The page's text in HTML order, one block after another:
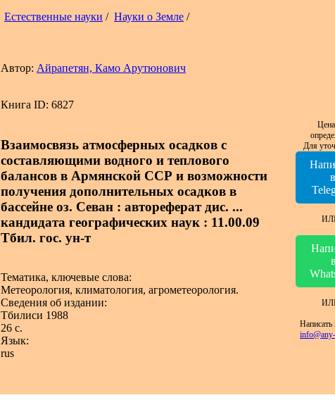
Естественные науки / Науки о Земле /
Автор: Айрапетян, Камо Арутюнович
Книга ID: 6827
Взаимосвязь атмосферных осадков с
составляющими водного и теплового
балансов в Армянской ССР и возможности
получения дополнительных осадков в
бассейне оз. Севан : автореферат дис. ...
кандидата географических наук : 11.00.09
Тбил. гос. ун-т
Тематика, ключевые слова:
Метеорология, климатология, агрометеорология.
Сведения об издании:
Тбилиси 1988
26 с.
Язык:
rus
Для
в
в
Написать